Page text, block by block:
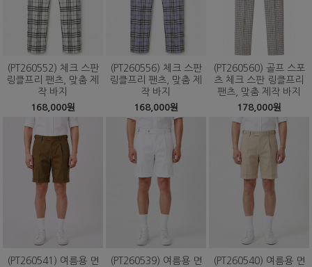
(PT260552) 체크 스판
링클프리 팬츠, 맞춤 제
작 바지
168,000원
(PT260556) 체크 스판
링클프리 팬츠, 맞춤 제
작 바지
168,000원
(PT260560) 골프 스포
츠 체크 스판 링클프리
팬츠, 맞춤 제작 바지
178,000원
(PT260541) 여름용 면
(PT260539) 여름용 면
(PT260540) 여름용 면